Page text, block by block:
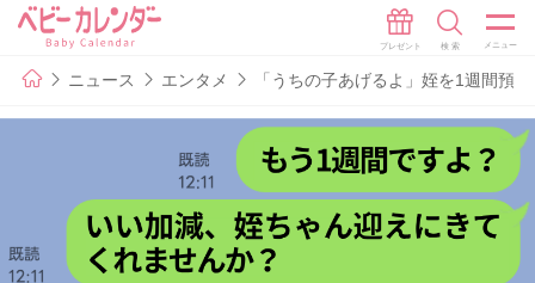
ニュース エンタメ 「うちの子あげるよ」姪を1週間